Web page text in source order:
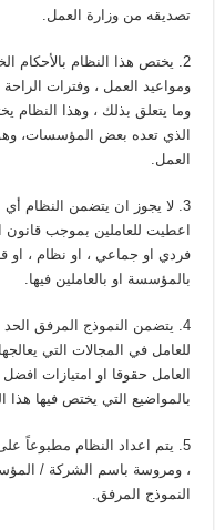
تصديقه من وزارة العمل.
2. يختص هذا النظام
ومواعيد العمل ، وفترات الراحة
وما يتعلق بذلك ، وهذا
الذي تعده بعض المؤسسات،
العمل.
3. لا يجوز ان يتضمن النظام
اعطيت للعاملين بموجب قانون
فردي او جماعي ، او نظام ، او
بالمؤسسة او بالعاملين فيها.
4. يتضمن النموذج المرفق
للعامل في المجالات التي
العامل حقوقا او امتيازات
بالمواضيع التي يختص فيها هذا
5. يتم اعداد النظام مطبوعاً
، ومروسة باسم الشركة /
النموذج المرفق.